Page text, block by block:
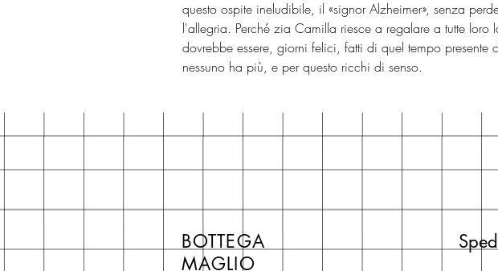
questo ospite ineludibile, il «signor Alzheimer», senza
l'allegria. Perché zia Camilla riesce a regalare a tutte loro
dovrebbe essere, giorni felici, fatti di quel tempo presente
nessuno ha più, e per questo ricchi di senso.
BOTTEGA
MAGLIO